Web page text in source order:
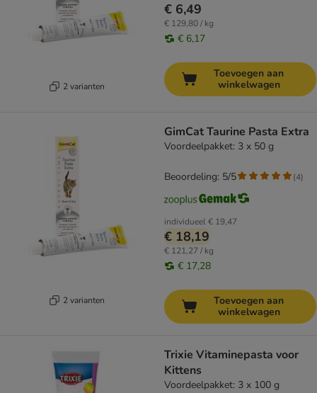
2 varianten
€ 6,49
€ 129,80 / kg
€ 6,17
Toevoegen aan
winkelwagen
2 varianten
GimCat Taurine Pasta Extra
Voordeelpakket: 3 x 50 g
individueel€ 19,47
€ 18,19
€ 121,27 / kg
€ 17,28
Beoordeling: 5/5 (4)
Toevoegen aan
winkelwagen
Trixie Vitaminepasta voor
Kittens
Voordeelpakket: 3 x 100 g